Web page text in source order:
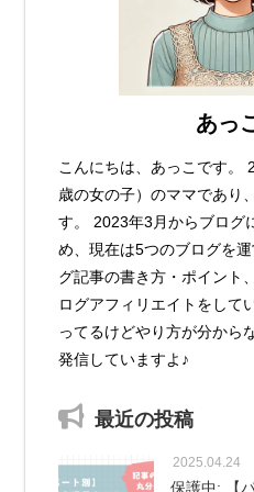
あっ
こんにちは、あっこです。
歳の女の子）のママであり
す。 2023年3月からブログ
め、現在は5つのブログを
グ記事の書き方・ポイント
ログアフィリエイトをして
ってるけどやり方が分から
発信していますよ♪
最近の投稿
2025.04.24
保護中: 【